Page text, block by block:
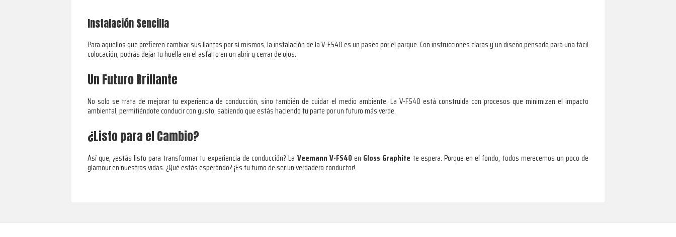
Instalación Sencilla
Para aquellos que prefieren cambiar sus llantas por sí mismos, la instalación de la V-FS40 es un paseo por el parque. Con instrucciones claras y un diseño pensado para una fácil
colocación, podrás dejar tu huella en el asfalto en un abrir y cerrar de ojos.
Un Futuro Brillante
No solo se trata de mejorar tu experiencia de conducción, sino también de cuidar el medio ambiente. La V-FS40 está construida con procesos que minimizan el impacto
ambiental, permitiéndote conducir con gusto, sabiendo que estás haciendo tu parte por un futuro más verde.
¿Listo para el Cambio?
Así que, ¿estás listo para transformar tu experiencia de conducción? La Veemann V-FS40 en Gloss Graphite te espera. Porque en el fondo, todos merecemos un poco de
glamour en nuestras vidas. ¿Qué estás esperando? ¡Es tu turno de ser un verdadero conductor!